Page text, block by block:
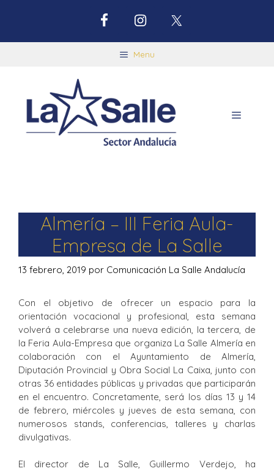
Menu
Almería – III Feria Aula-
Empresa de La Salle
13 febrero, 2019 por Comunicación La Salle Andalucía
Con el objetivo de ofrecer un espacio para la
orientación vocacional y profesional, esta semana
volverá a celebrarse una nueva edición, la tercera, de
la Feria Aula-Empresa que organiza La Salle Almería en
colaboración con el Ayuntamiento de Almería,
Diputación Provincial y Obra Social La Caixa, junto con
otras 36 entidades públicas y privadas que participarán
en el encuentro. Concretamente, será los días 13 y 14
de febrero, miércoles y jueves de esta semana, con
numerosos stands, conferencias, talleres y charlas
divulgativas.
El director de La Salle, Guillermo Verdejo, ha